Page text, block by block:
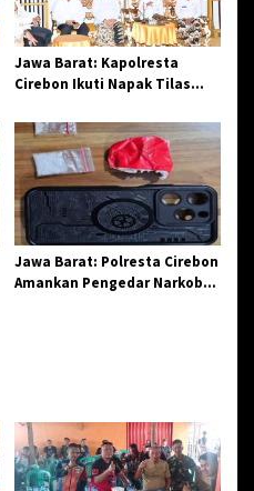
Jawa Barat: Kapolresta
Cirebon Ikuti Napak Tilas
Sinergi dan Pelestarian
Sejarah
Jawa Barat: Polresta Cirebon
Amankan Pengedar Narkoba